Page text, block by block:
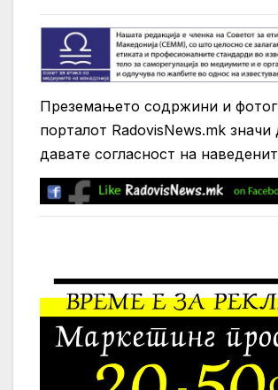
Преземањето содржини и
порталот RadovisNews.mk значи
давате согласност на